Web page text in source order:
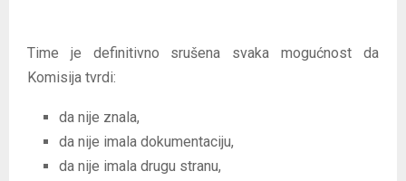
Time je definitivno srušena svaka mogućnost da
Komisija tvrdi:
da nije znala,
da nije imala dokumentaciju,
da nije imala drugu stranu,